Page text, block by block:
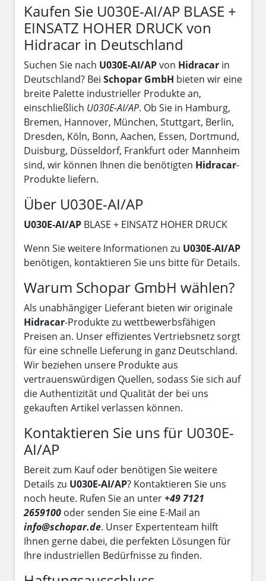
Kaufen Sie U030E-AI/AP BLASE +
EINSATZ HOHER DRUCK von
Hidracar in Deutschland
Suchen Sie nach U030E-AI/APvon Hidracar in
Deutschland? Bei Schopar GmbH bieten wir eine
breite Palette industrieller Produkte an,
einschließlich U030E-AI/AP. Ob Sie in Hamburg,
Bremen, Hannover, München, Stuttgart, Berlin,
Dresden, Köln, Bonn, Aachen, Essen, Dortmund,
Duisburg, Düsseldorf, Frankfurt oder Mannheim
sind, wir können Ihnen die benötigten Hidracar-
Produkte liefern.
Über U030E-AI/AP
U030E-AI/AP BLASE + EINSATZ HOHER DRUCK
Wenn Sie weitere Informationen zu U030E-AI/AP
benötigen, kontaktieren Sie uns bitte für Details.
Warum Schopar GmbH wählen?
Als unabhängiger Lieferant bieten wir originale
Hidracar-Produkte zu wettbewerbsfähigen
Preisen an. Unser effizientes Vertriebsnetz sorgt
für eine schnelle Lieferung in ganz Deutschland.
Wir beziehen unsere Produkte aus
vertrauenswürdigen Quellen, sodass Sie sich auf
die Authentizität und Qualität der bei uns
gekauften Artikel verlassen können.
Kontaktieren Sie uns für U030E-
AI/AP
Bereit zum Kauf oder benötigen Sie weitere
Details zu U030E-AI/AP? Kontaktieren Sie uns
noch heute. Rufen Sie an unter+49 7121
2659100 oder senden Sie eine E-Mail an
info@schopar.de. Unser Expertenteam hilft
Ihnen gerne dabei, die perfekten Lösungen für
Ihre industriellen Bedürfnisse zu finden.